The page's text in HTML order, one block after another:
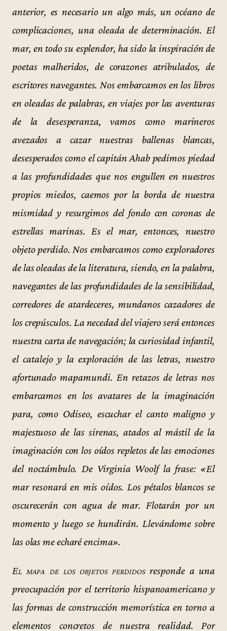
anterior, es necesario un algo más, un océano de
complicaciones, una oleada de determinación. El
mar, en todo su esplendor, ha sido la inspiración de
poetas malheridos, de corazones atribulados, de
escritores navegantes. Nos embarcamos en los libros
en oleadas de palabras, en viajes por las aventuras
de la desesperanza, vamos como marineros
avezados a cazar nuestras ballenas blancas,
desesperados como el capitán Ahab pedimos piedad
a las profundidades que nos engullen en nuestros
propios miedos, caemos por la borda de nuestra
mismidad y resurgimos del fondo con coronas de
estrellas marinas. Es el mar, entonces, nuestro
objeto perdido. Nos embarcamos como exploradores
de las oleadas de la literatura, siendo, en la palabra,
navegantes de las profundidades de la sensibilidad,
corredores de atardeceres, mundanos cazadores de
los crepúsculos. La necedad del viajero será entonces
nuestra carta de navegación; la curiosidad infantil,
el catalejo y la exploración de las letras, nuestro
afortunado mapamundi. En retazos de letras nos
embarcamos en los avatares de la imaginación
para, como Odiseo, escuchar el canto maligno y
majestuoso de las sirenas, atados al mástil de la
imaginación con los oídos repletos de las emociones
del noctámbulo. De Virginia Woolf la frase: «El
mar resonará en mis oídos. Los pétalos blancos se
oscurecerán con agua de mar. Flotarán por un
momento y luego se hundirán. Llevándome sobre
las olas me echaré encima».
El mapa de los objetos perdidosresponde a una
preocupación por el territorio hispanoamericano y
las formas de construcción memorística en torno a
elementos concretos de nuestra realidad. Por